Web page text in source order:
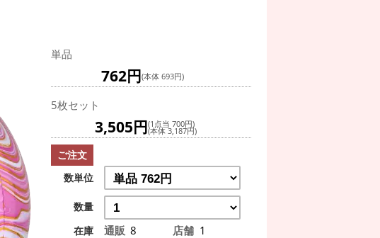
単品
762円(本体 693円)
5枚セット
3,505円(1点当 700円)
(本体 3,187円)
ご注文
数単位
数量
在庫
通販 8 店舗 1